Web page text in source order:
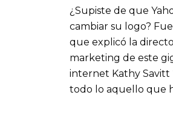
¿Supiste de que
cambiar su logo?
que explicó la
marketing de este
internet Kathy Savitt
todo lo aquello que